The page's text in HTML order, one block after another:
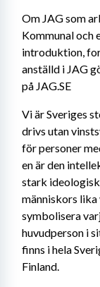
Om JAG som
Kommunal och
introduktion,
anställd i JAG
på JAG.SE
Vi är Sveriges
drivs utan
för personer
en är den
stark
människors
symbolisera
huvudperson i
finns i hela
Finland.